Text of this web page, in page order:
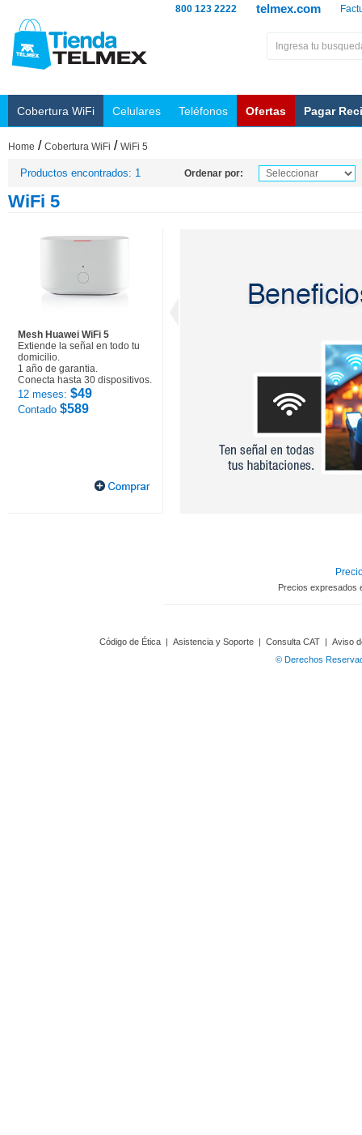
telmex.com
800 123 2222
Cobertura WiFi Celulares Teléfonos Ofertas Pagar
Home / Cobertura WiFi / WiFi 5
Productos encontrados: 1 Ordenar por:
WiFi 5
Mesh Huawei WiFi 5
Extiende la señal en todo tu
domicilio.
1 año de garantia.
Conecta hasta 30 dispositivos.
12 meses: $49
Contado $589
Precios expresados
Código de Ética | Asistencia y Soporte | Consulta CAT | Aviso
© Derechos